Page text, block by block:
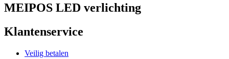
MEIPOS LED verlichting
Klantenservice
Veilig betalen